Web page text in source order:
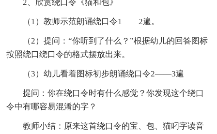
2、欣赏绕口令《猫和包》
（1）教师示范朗诵绕口令1——2遍。
（2）提问：“你听到了什么？”根据幼儿的回答图标
按照绕口绕口令的格式摆放出来。
（3）幼儿看着图标初步朗诵绕口令2——3遍
提问：你在绕口令时有什么感觉？你发现这个绕口
令中有哪容易混淆的字？
教师小结：原来这首绕口令的宝、包、猫叼字读音